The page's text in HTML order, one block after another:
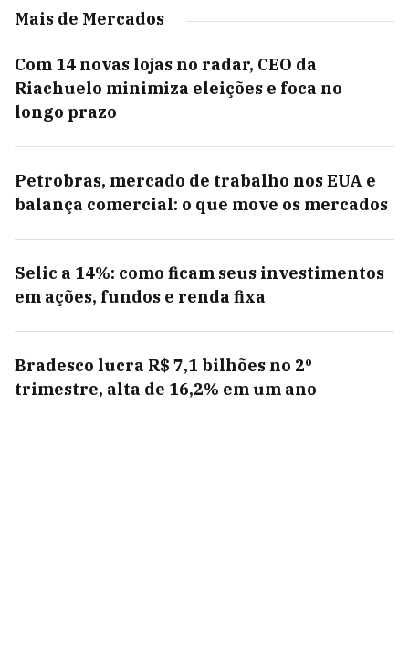
Mais de Mercados
Com 14 novas lojas no radar, CEO da
Riachuelo minimiza eleições e foca no
longo prazo
Petrobras, mercado de trabalho nos EUA e
balança comercial: o que move os mercados
Selic a 14%: como ficam seus investimentos
em ações, fundos e renda fixa
Bradesco lucra R$ 7,1 bilhões no 2º
trimestre, alta de 16,2% em um ano